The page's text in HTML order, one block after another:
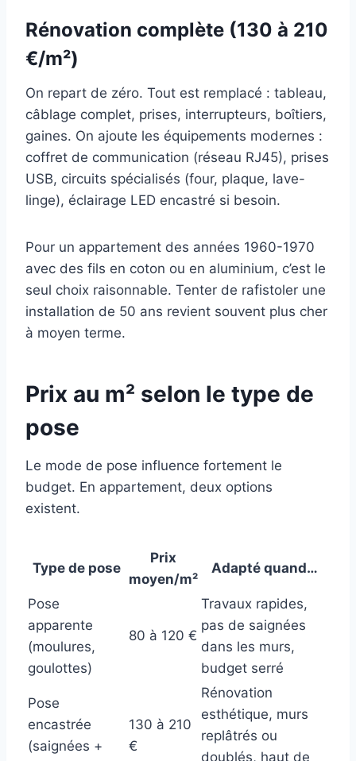
Rénovation complète (130 à 210
€/m²)
On repart de zéro. Tout est remplacé : tableau,
câblage complet, prises, interrupteurs, boîtiers,
gaines. On ajoute les équipements modernes :
coffret de communication (réseau RJ45), prises
USB, circuits spécialisés (four, plaque, lave-
linge), éclairage LED encastré si besoin.
Pour un appartement des années 1960-1970
avec des fils en coton ou en aluminium, c’est le
seul choix raisonnable. Tenter de rafistoler une
installation de 50 ans revient souvent plus cher
à moyen terme.
Prix au m² selon le type de
pose
Le mode de pose influence fortement le
budget. En appartement, deux options
existent.
Type de pose
Prix
moyen/m²
Adapté quand…
Pose
apparente
(moulures,
goulottes)
80 à 120 €
Travaux rapides,
pas de saignées
dans les murs,
budget serré
Pose
encastrée
(saignées +
130 à 210
€
Rénovation
esthétique, murs
replâtrés ou
doublés, haut de